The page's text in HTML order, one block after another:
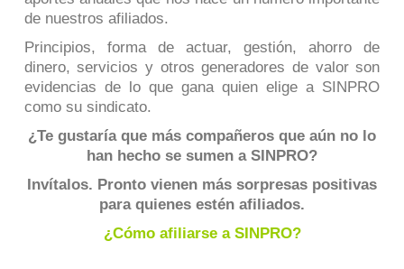
de nuestros afiliados.
Principios, forma de actuar, gestión, ahorro de
dinero, servicios y otros generadores de valor son
evidencias de lo que gana quien elige a SINPRO
como su sindicato.
¿Te gustaría que más compañeros que aún no lo
han hecho se sumen a SINPRO?
Invítalos. Pronto vienen más sorpresas positivas
para quienes estén afiliados.
¿Cómo afiliarse a SINPRO?